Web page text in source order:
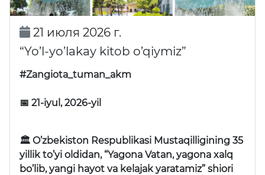
21 июля 2026 г.
“Yo’l-yo’lakay kitob o’qiymiz”
#Zangiota_tuman_akm
📅 21-iyul, 2026-yil
🏛 O’zbekiston Respublikasi Mustaqilligining 35
yillik to’yi oldidan, “Yagona Vatan, yagona xalq
bo’lib, yangi hayot va kelajak yaratamiz” shiori